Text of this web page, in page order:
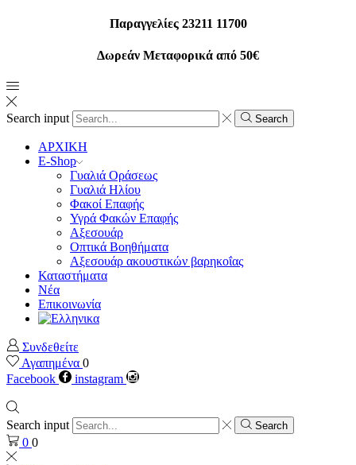
Παραγγελίες 23211 11700
Δωρεάν Μεταφορικά από 50€
Search input Search
ΑΡΧΙΚΗ
E-Shop
Γυαλιά Οράσεως
Γυαλιά Ηλίου
Φακοί Επαφής
Υγρά Φακών Επαφής
Αξεσουάρ
Οπτικά Βοηθήματα
Αξεσουάρ ακουστικών βαρηκοΐας
Καταστήματα
Νέα
Επικοινωνία
Συνδεθείτε
Αγαπημένα 0
Facebook
instagram
Search input Search
0 0